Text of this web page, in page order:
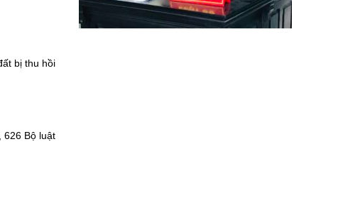
bị thu hồi
626 Bộ luật